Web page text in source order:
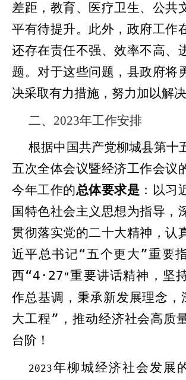
差距，教育、医疗卫生、公共
平有待提升。此外，政府工作
还存在责任不强、效率不高、
题。对于这些问题，县政府将
决采取有力措施，努力加以解决
二、 2023年工作安排
根据中国共产党柳城县第十
五次全体会议暨经济工作会议
今年工作的总体要求是 ：以习
国特色社会主义思想为指导，
贯彻落实党的二十大精神，认
近平总书记“五个更大”重要
西“4 · 27”重要讲话精神，坚
作总基调，秉承新发展理念，
大工程”，推动经济社会高质
台阶！
2023年柳城经济社会发展